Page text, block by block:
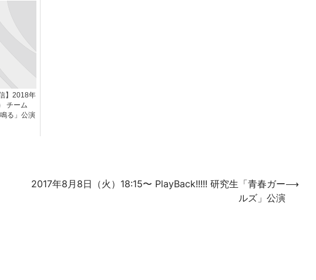
】2018年
チーム
る」公演
2017年8月8日（火）18:15〜 PlayBack!!!!! 研究生「青春ガー
ルズ」公演
⟶